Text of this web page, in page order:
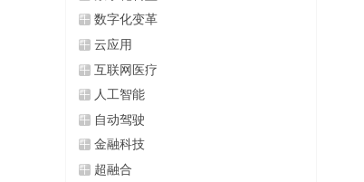
数字化变革
云应用
互联网医疗
人工智能
自动驾驶
金融科技
超融合